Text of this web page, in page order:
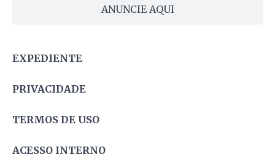
ANUNCIE AQUI
EXPEDIENTE
PRIVACIDADE
TERMOS DE USO
ACESSO INTERNO